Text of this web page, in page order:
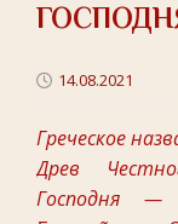
14.08.2021
Греческое
Древ
Господня —